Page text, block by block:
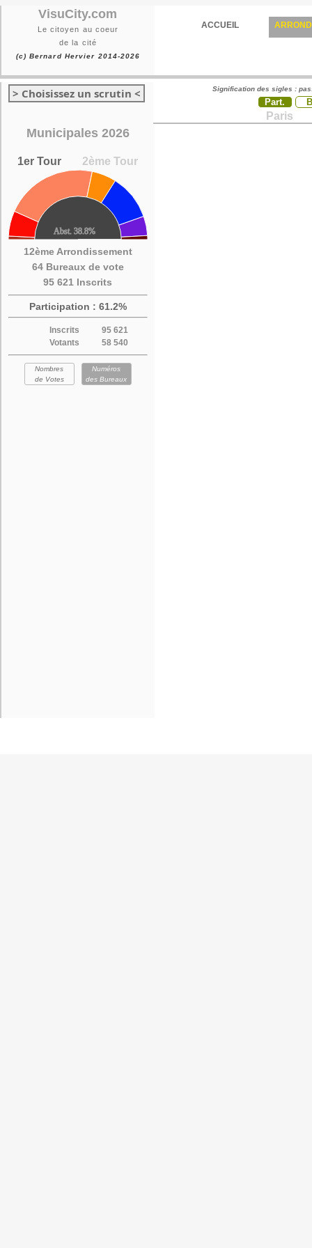
VisuCity.com
Le citoyen au coeur
de la cité
(c) Bernard Hervier 2014-2026
ACCUEIL
> Choisissez un scrutin <
Municipales 2026
1er Tour 2ème Tour
12ème Arrondissement
64 Bureaux de vote
95 621 Inscrits
Participation : 61.2%
Inscrits
95 621
Votants
58 540
Nombres
de Votes
Numéros
des Bureaux
Signification des sigles :
Part.
Paris